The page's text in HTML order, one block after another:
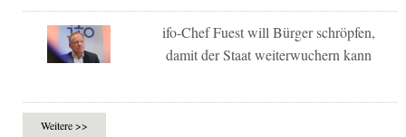
ifo-Chef Fuest will Bürger schröpfen,
damit der Staat weiterwuchern kann
Weitere >>